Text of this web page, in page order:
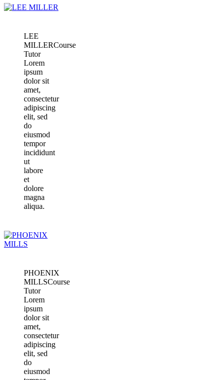
LEE
MILLERCourse
Tutor
Lorem
ipsum
dolor sit
amet,
consectetur
adipiscing
elit, sed
do
eiusmod
tempor
incididunt
ut
labore
et
dolore
magna
aliqua.
PHOENIX
MILLSCourse
Tutor
Lorem
ipsum
dolor sit
amet,
consectetur
adipiscing
elit, sed
do
eiusmod